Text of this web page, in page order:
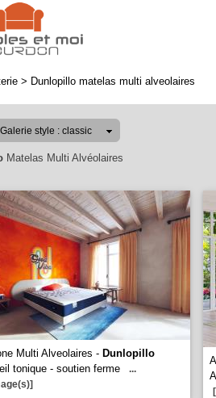
> Dunlopillo matelas multi alveolaires
Matelas Multi Alvéolaires
Multi Alveolaires - Dunlopillo
tonique - soutien ferme
...